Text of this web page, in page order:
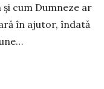
cum Dumneze ar
în ajutor, îndată